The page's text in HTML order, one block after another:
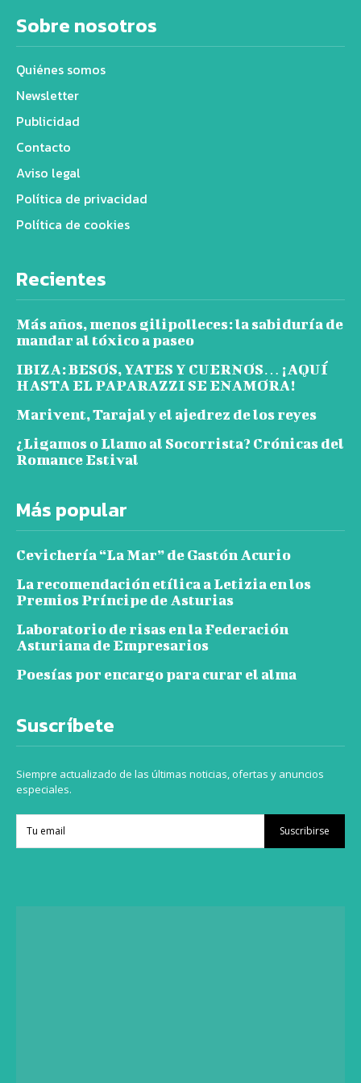
Sobre nosotros
Quiénes somos
Newsletter
Publicidad
Contacto
Aviso legal
Política de privacidad
Política de cookies
Recientes
Más años, menos gilipolleces: la sabiduría de
mandar al tóxico a paseo
IBIZA: BESOS, YATES Y CUERNOS… ¡AQUÍ
HASTA EL PAPARAZZI SE ENAMORA!
Marivent, Tarajal y el ajedrez de los reyes
¿Ligamos o Llamo al Socorrista? Crónicas del
Romance Estival
Más popular
Cevichería “La Mar” de Gastón Acurio
La recomendación etílica a Letizia en los
Premios Príncipe de Asturias
Laboratorio de risas en la Federación
Asturiana de Empresarios
Poesías por encargo para curar el alma
Suscríbete
Siempre actualizado de las últimas noticias, ofertas y anuncios
especiales.
Suscribirse